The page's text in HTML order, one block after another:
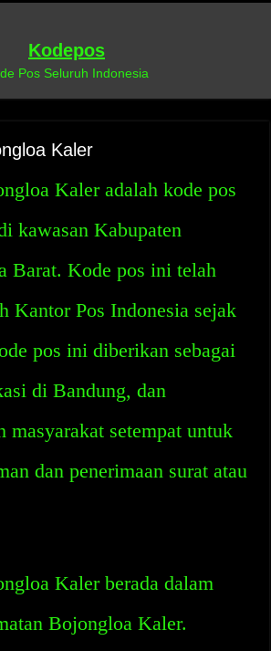
Kodepos
Pos Seluruh Indonesia
Kaler
Kaler adalah kode pos
kawasan Kabupaten
Barat. Kode pos ini telah
Kantor Pos Indonesia sejak
pos ini diberikan sebagai
di Bandung, dan
masyarakat setempat untuk
dan penerimaan surat atau
Kaler berada dalam
Bojongloa Kaler.